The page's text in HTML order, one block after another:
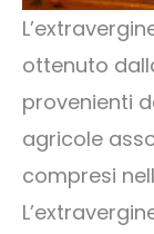
ottenuto
provenienti
agricole
compresi